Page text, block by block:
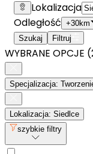
Lokalizacja
Odległość +30km
Szukaj
Filtruj
WYBRANE OPCJE (
Specjalizacja:
Lokalizacja: Siedlce
szybkie filtry